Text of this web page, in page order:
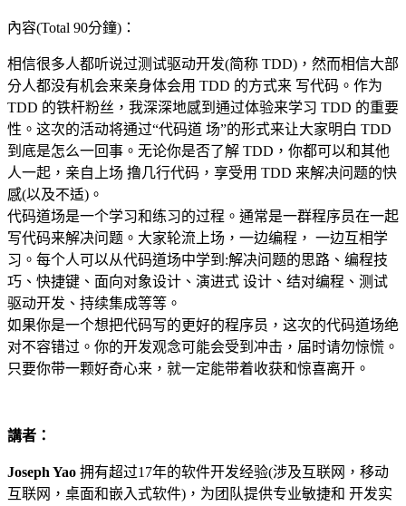
內容(Total 90分鐘)：
相信很多人都听说过测试驱动开发(简称 TDD)，然而相信大部
分人都没有机会来亲身体会用 TDD 的方式来 写代码。作为
TDD 的铁杆粉丝，我深深地感到通过体验来学习 TDD 的重要
性。这次的活动将通过“代码道 场”的形式来让大家明白 TDD
到底是怎么一回事。无论你是否了解 TDD，你都可以和其他
人一起，亲自上场 撸几行代码，享受用 TDD 来解决问题的快
感(以及不适)。
代码道场是一个学习和练习的过程。通常是一群程序员在一起
写代码来解决问题。大家轮流上场，一边编程， 一边互相学
习。每个人可以从代码道场中学到:解决问题的思路、编程技
巧、快捷键、面向对象设计、演进式 设计、结对编程、测试
驱动开发、持续集成等等。
如果你是一个想把代码写的更好的程序员，这次的代码道场绝
对不容错过。你的开发观念可能会受到冲击，届时请勿惊慌。
只要你带一颗好奇心来，就一定能带着收获和惊喜离开。
講者：
Joseph Yao 拥有超过17年的软件开发经验(涉及互联网，移动
互联网，桌面和嵌入式软件)，为团队提供专业敏捷和 开发实